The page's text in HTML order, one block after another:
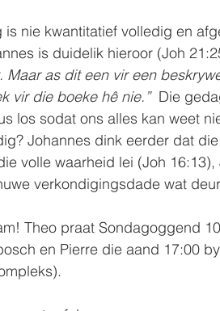
nie kwantitatief volledig en
is duidelik hieroor (Joh
Maar as dit een vir een
vir die boeke hê nie.”
Die
los sodat ons alles kan weet
Johannes dink eerder dat
volle waarheid lei (Joh
verkondigingsdade wat
Theo praat Sondagoggend
en Pierre die aand 17:00